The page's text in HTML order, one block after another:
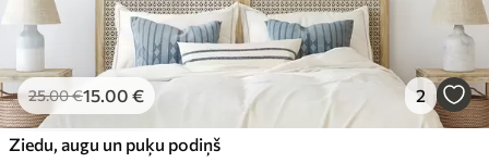
25.00€15.00 € 2
Ziedu, augu un puķu podiņš